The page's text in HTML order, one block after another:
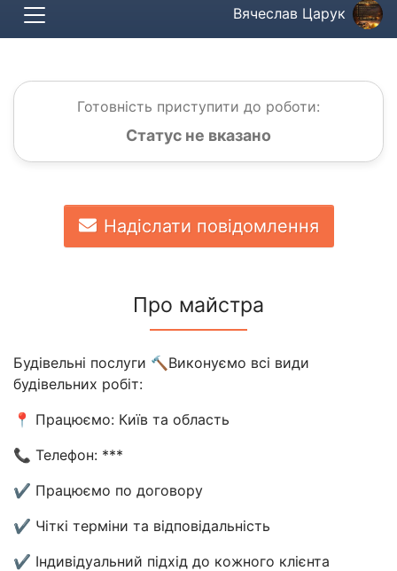
Вячеслав Царук
Готовність приступити до роботи:
Статус не вказано
Надіслати повідомлення
Про майстра
Будівельні послуги 🔨Виконуємо всі види
будівельних робіт:
📍 Працюємо: Київ та область
📞 Телефон: ***
✔️ Працюємо по договору
✔️ Чіткі терміни та відповідальність
✔️ Індивідуальний підхід до кожного клієнта